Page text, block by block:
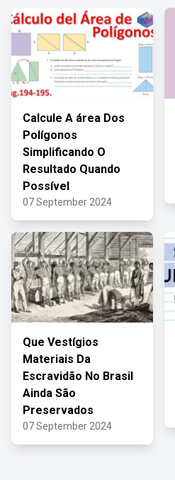
Calcule A área Dos
Polígonos
Simplificando O
Resultado Quando
Possível
07 September 2024
Que Vestígios
Materiais Da
Escravidão No Brasil
Ainda São
Preservados
07 September 2024